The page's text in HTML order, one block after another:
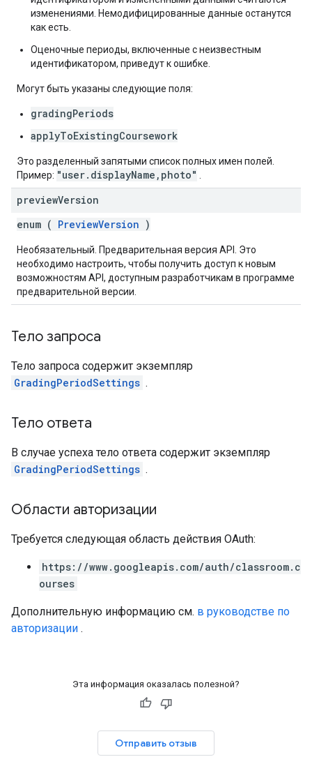
изменениями. Немодифицированные данные останутся
как есть.
Оценочные периоды, включенные с неизвестным
идентификатором, приведут к ошибке.
Могут быть указаны следующие поля:
gradingPeriods
applyToExistingCoursework
Это разделенный запятыми список полных имен полей.
Пример: "user.displayName,photo"
previewVersion
enum ( PreviewVersion )
Необязательный. Предварительная версия API. Это
необходимо настроить, чтобы получить доступ к новым
возможностям API, доступным разработчикам в программе
предварительной версии.
Тело запроса
Тело запроса содержит экземпляр
GradingPeriodSettings .
Тело ответа
В случае успеха тело ответа содержит экземпляр
GradingPeriodSettings .
Области авторизации
Требуется следующая область действия OAuth:
https://www.googleapis.com/auth/classroom.c
ourses
Дополнительную информацию см. в руководстве по
авторизации .
Эта информация оказалась полезной?
Отправить отзыв